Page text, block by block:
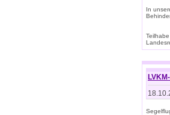
In
Teilhabe